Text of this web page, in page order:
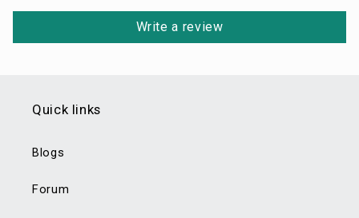
Write a review
Quick links
Blogs
Forum